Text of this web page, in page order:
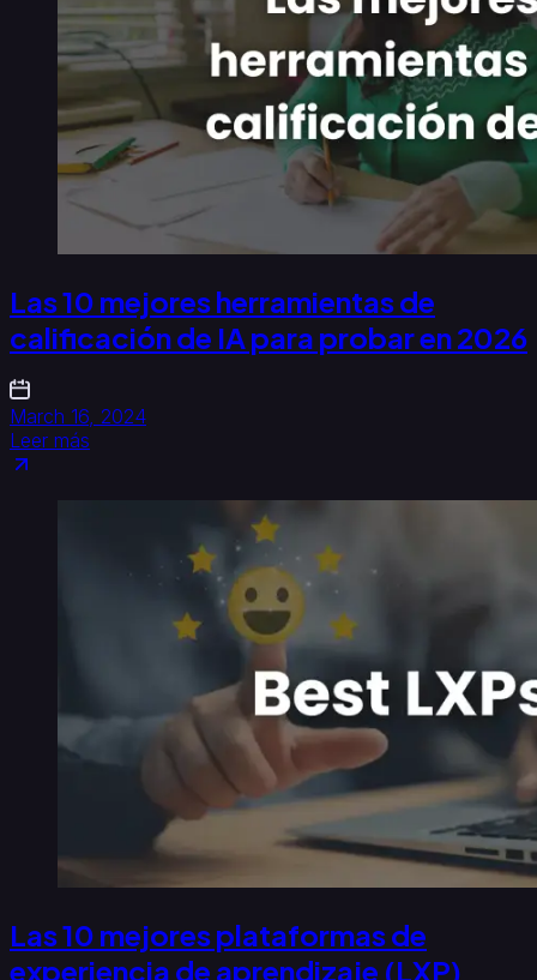
Las 10 mejores herramientas de
calificación de IA para probar en 2026
March 16, 2024
Leer más
Las 10 mejores plataformas de
experiencia de aprendizaje (LXP)